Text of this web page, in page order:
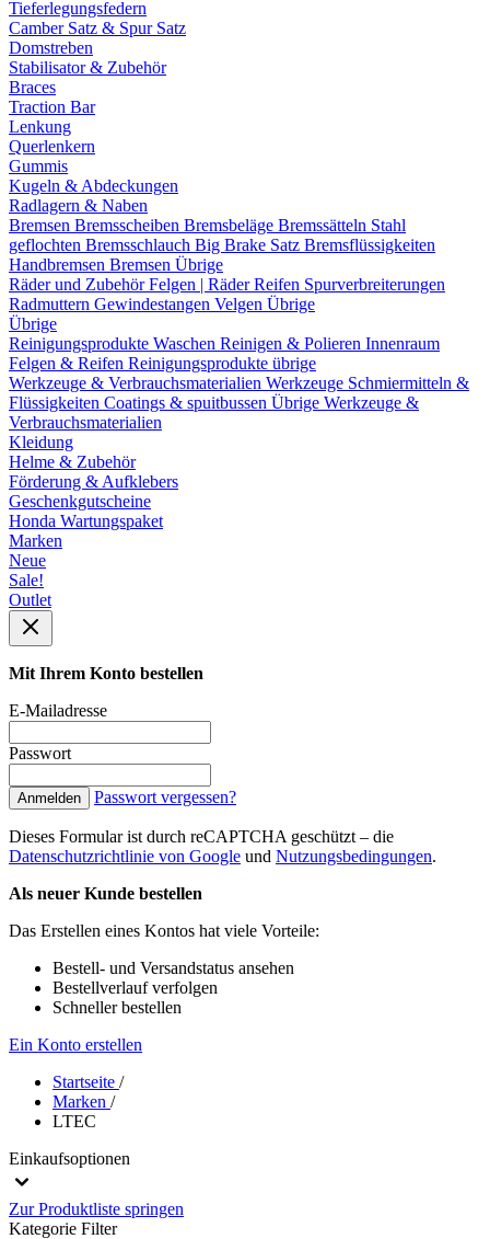
Tieferlegungsfedern
Camber Satz & Spur Satz
Domstreben
Stabilisator & Zubehör
Braces
Traction Bar
Lenkung
Querlenkern
Gummis
Kugeln & Abdeckungen
Radlagern & Naben
Bremsen Bremsscheiben Bremsbeläge Bremssätteln Stahl
geflochten Bremsschlauch Big Brake Satz Bremsflüssigkeiten
Handbremsen Bremsen Übrige
Räder und ZubehörFelgen | RäderReifen Spurverbreiterungen
Radmuttern Gewindestangen Velgen Übrige
Übrige
Reinigungsprodukte Waschen Reinigen & Polieren Innenraum
Felgen & Reifen Reinigungsprodukte übrige
Werkzeuge & Verbrauchsmaterialien Werkzeuge Schmiermitteln &
Flüssigkeiten Coatings & spuitbussen Übrige Werkzeuge &
Verbrauchsmaterialien
Kleidung
Helme & Zubehör
Förderung & Aufklebers
Geschenkgutscheine
Honda Wartungspaket
Marken
Neue
Sale!
Outlet
Mit Ihrem Konto bestellen
E-Mailadresse
Passwort
Anmelden Passwort vergessen?
Dieses Formular ist durch reCAPTCHA geschützt – die
Datenschutzrichtlinie von Google und Nutzungsbedingungen.
Als neuer Kunde bestellen
Das Erstellen eines Kontos hat viele Vorteile:
Bestell- und Versandstatus ansehen
Bestellverlauf verfolgen
Schneller bestellen
Ein Konto erstellen
Startseite /
Marken /
LTEC
Einkaufsoptionen
Zur Produktliste springen
Kategorie Filter